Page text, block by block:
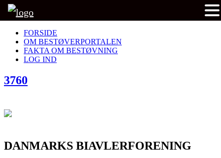
FORSIDE
OM BESTØVERPORTALEN
FAKTA OM BESTØVNING
LOG IND
3760
DANMARKS BIAVLERFORENING